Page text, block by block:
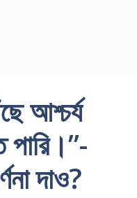
আশ্চর্য
পারি।”-
দাও?